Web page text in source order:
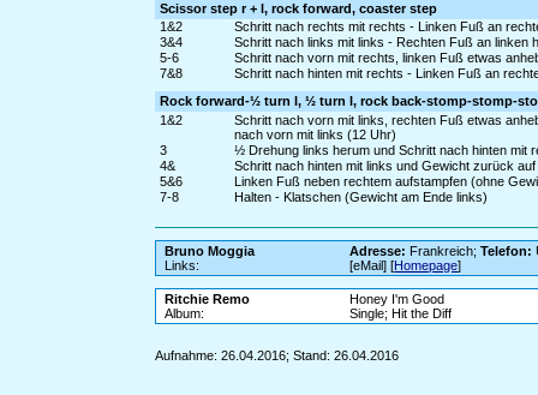
Scissor step r + l, rock forward, coaster step
1&2
Schritt nach rechts mit rechts - Linken Fuß an
3&4
Schritt nach links mit links - Rechten Fuß an
5-6
Schritt nach vorn mit rechts, linken Fuß etwas
7&8
Schritt nach hinten mit rechts - Linken Fuß an
Rock forward-½ turn l, ½ turn l, rock back-stomp-stomp-
1&2
Schritt nach vorn mit links, rechten Fuß etwas
nach vorn mit links (12 Uhr)
3
½ Drehung links herum und Schritt nach hinten mit
4&
Schritt nach hinten mit links und Gewicht zurück
5&6
Linken Fuß neben rechtem aufstampfen (ohne
7-8
Halten - Klatschen (Gewicht am Ende links)
Bruno Moggia Adresse: Frankreich;Telefon:
Links:
[eMail] [Homepage]
Ritchie Remo
Honey I'm Good
Album:
Single; Hit the Diff
Aufnahme: 26.04.2016; Stand: 26.04.2016